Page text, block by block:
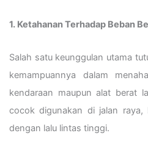
1. Ketahanan Terhadap Beban
Salah satu keunggulan utama
kemampuannya dalam
kendaraan maupun alat berat
cocok digunakan di jalan raya,
dengan lalu lintas tinggi.